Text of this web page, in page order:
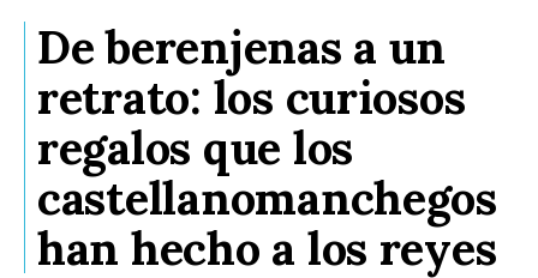
De berenjenas a un
retrato: los curiosos
regalos que los
castellanomanchegos
han hecho a los reyes